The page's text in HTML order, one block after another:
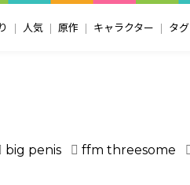
人気 原作 キャラクター タグ
big penis ffm threesome